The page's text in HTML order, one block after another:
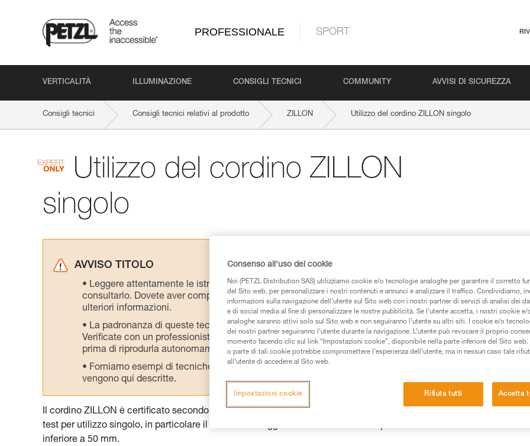
PROFESSIONALE SPORT
VERTICALITÀ ILLUMINAZIONE CONSIGLI TECNICI COMMUNITY AVVISI DI SICUREZZA
Consigli tecnici Consigli tecnici relativi al prodotto ZILLON Utilizzo del cordino ZILLON singolo
Utilizzo del cordino ZILLON
singolo
AVVISO TITOLO
Leggere attentamente le istruzioni tecniche dei prodotti utilizzati in questo consiglio prima di
consultarlo. Dovete aver compreso le informazioni dell’istruzione tecnica per poter capire queste
ulteriori informazioni.
La padronanza di queste tecniche richiede una formazione ed un addestramento specifico.
Verificate con un professionista la vostra capacità di rifare la manovra, da soli, in piena sicurezza,
prima di riprodurla autonomamente.
Forniamo esempi di tecniche relative alla vostra attività. Ne possono esistere altre che non
vengono qui descritte.
Il cordino ZILLON è certificato secondo la norma EN 358 Cordino di posizionamento sul lavoro, ha quindi superato i
test per utilizzo singolo, in particolare il test di bloccaggio con un carico di 5 kN per 3 minuti con uno scorrimento
inferiore a 50 mm.
Consenso all'uso dei cookie
Noi (PETZL Distribution SAS) utilizziamo cookie e/o tecnologie analoghe per garantire il corretto
del Sito web, per personalizzare i nostri contenuti e annunci e analizzare il traffico. Condividiamo,
informazioni sulla navigazione dell’utente sul Sito web con i nostri partner di servizi di analisi dei
e di social media al fine di personalizzare le nostre pubblicità. Se l’utente accetta, i nostri cookie
analoghe saranno attivi solo sul Sito web e non seguiranno l’utente su altri siti. I cookie e/o
dei nostri partner seguiranno l’utente durante la navigazione. L’utente può revocare il proprio
momento facendo clic sul link “Impostazioni cookie”, disponibile nella parte inferiore del Sito
o parte di tali cookie potrebbe compromettere l’esperienza dell’utente, ma in nessun caso tale
all’utente di accedere al Sito web.
Rifiuta tutti Accetta
Impostazioni cookie